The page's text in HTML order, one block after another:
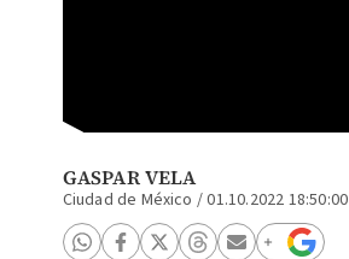
GASPAR VELA
Ciudad de México /01.10.2022 18:50:00